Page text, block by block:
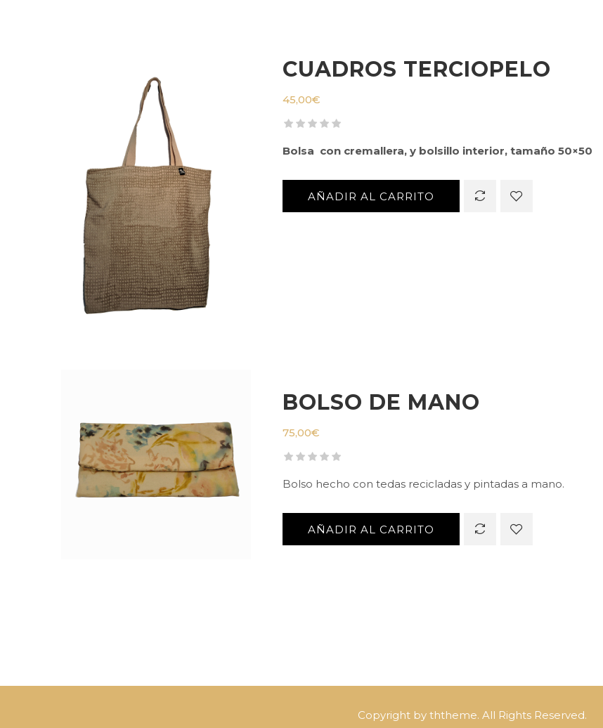
CUADROS TERCIOPELO
45,00€
Bolsa con cremallera, y bolsillo interior, tamaño 50×50
AÑADIR AL CARRITO
BOLSO DE MANO
75,00€
Bolso hecho con tedas recicladas y pintadas a mano.
AÑADIR AL CARRITO
Copyright by ththeme. All Rights Reserved.